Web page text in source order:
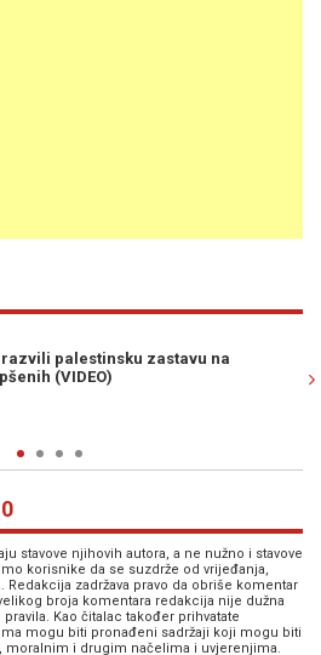
TVRDNJE AMERIČKOG
taoca, prijete nuklearnim napadom na
0
stavove njihovih autora, a ne nužno i stavove
korisnike da se suzdrže od vrijeđanja,
Redakcija zadržava pravo da obriše komentar
broja komentara redakcija nije dužna
Kao čitalac također prihvatate
mogu biti pronađeni sadržaji koji mogu biti
moralnim i drugim načelima i uvjerenjima.